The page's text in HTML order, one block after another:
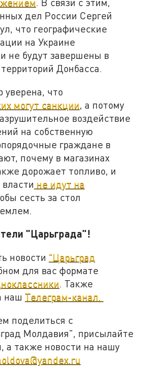
дел России Сергей
что географические
на Украине
не будут завершены в
Донбасса.
уверена, что
могут санкции , а потому
воздействие
на собственную
граждане в
почему в магазинах
дорожает топливо, и
не идут на
сесть за стол
"Царьграда"!
новости "Царьград
для вас формате
. Также
наш Телеграм-канал.
поделиться с
Молдавия", присылайте
а также новости на нашу